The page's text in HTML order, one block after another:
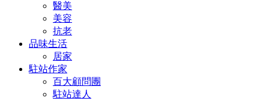
醫美
美容
抗老
品味生活
居家
駐站作家
百大顧問團
駐站達人